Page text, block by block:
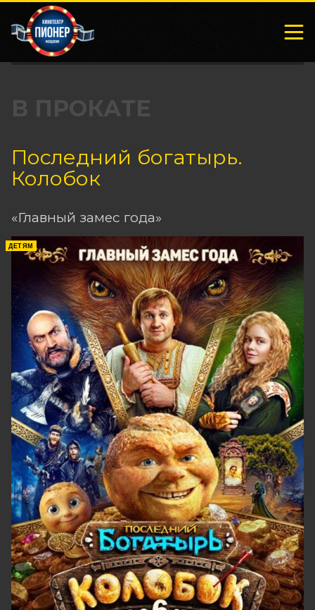
В ПРОКАТЕ
Последний богатырь.
Колобок
«Главный замес года»
ДЕТЯМ